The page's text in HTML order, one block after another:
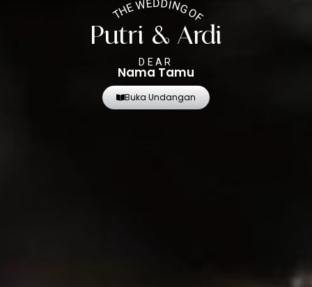
Putri & Ardi
DEAR
Nama Tamu
Buka Undangan